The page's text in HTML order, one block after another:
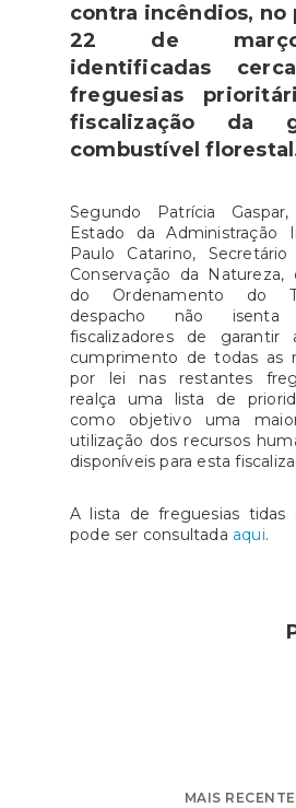
contra incêndios, no
22 de
identificadas
freguesias
fiscalização da
combustível
Segundo Patrícia
Estado da Administração
Paulo Catarino,
Conservação da Natureza,
do Ordenamento do
despacho não
fiscalizadores de garantir
cumprimento de todas as
por lei nas restantes
realça uma lista de
como objetivo uma
utilização dos recursos
disponíveis para esta
A lista de freguesias tidas
pode ser consultada aqui.
MAIS